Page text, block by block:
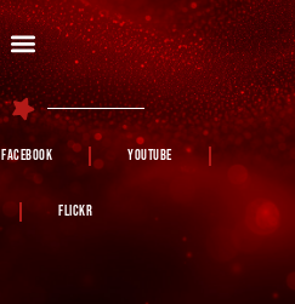
Facebook YouTube
Flickr